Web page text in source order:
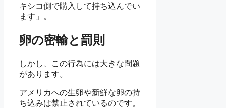
キシコ側で購入して持ち込んでい
ます」。
卵の密輸と罰則
しかし、この行為には大きな問題
があります。
アメリカへの生卵や新鮮な卵の持
ち込みは禁止されているのです。